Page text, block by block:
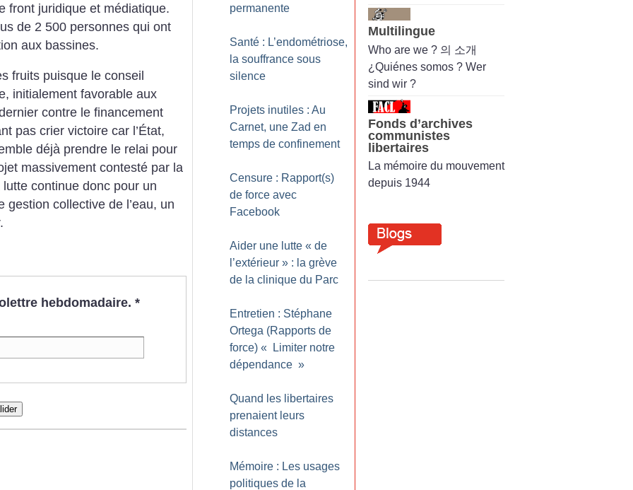
front juridique et médiatique.
de 2 500 personnes qui ont
aux bassines.
fruits puisque le conseil
initialement favorable aux
contre le financement
pas crier victoire car l’État,
déjà prendre le relai pour
massivement contesté par la
continue donc pour un
gestion collective de l’eau, un
hebdomadaire. *
permanente
Santé : L’endométriose,
la souffrance sous
silence
Projets inutiles : Au
Carnet, une Zad en
temps de confinement
Censure : Rapport(s)
de force avec
Facebook
Aider une lutte « de
l’extérieur » : la grève
de la clinique du Parc
Entretien : Stéphane
Ortega (Rapports de
force) «
Limiter notre
dépendance »
Quand les libertaires
prenaient leurs
distances
Mémoire : Les usages
politiques de la
Multilingue
Who are we ? 의 소개
¿Quiénes somos ? Wer
sind wir ?
Fonds d’archives
communistes
libertaires
La mémoire du mouvement
depuis 1944